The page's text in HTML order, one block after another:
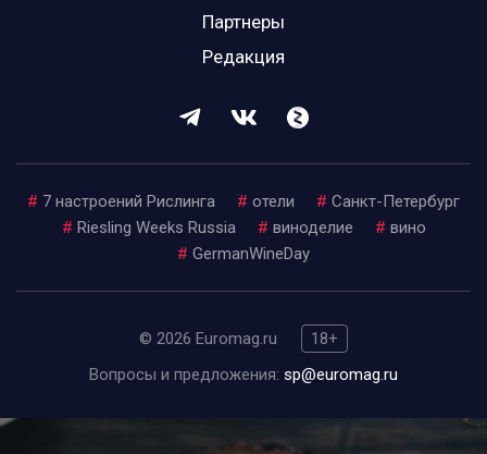
Партнеры
Редакция
# 7 настроений Рислинга # отели # Санкт-Петербург
# Riesling Weeks Russia # виноделие # вино
# GermanWineDay
© 2026 Euromag.ru
18+
Вопросы и предложения: sp@euromag.ru